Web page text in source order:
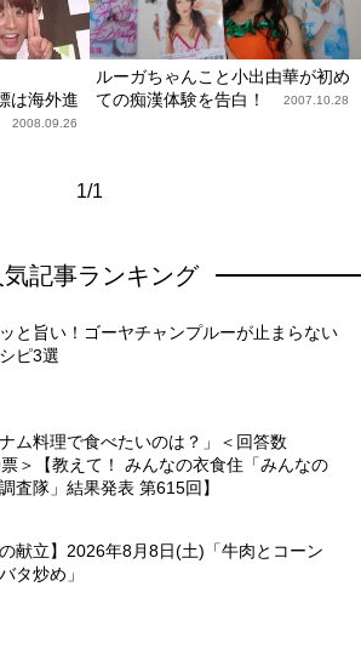
は海外進
2008.09.26
ルーガちゃんこと小出由華が初め
ての痴漢体験を告白！
2007.10.28
1/1
気記事ランキング
と旨い！ゴーヤチャンプルーが止まらない
ピ3選
ナム料理で食べたいのは？」＜回答数
＞【教えて！ みんなの衣食住「みんなの
査隊」結果発表 第615回】
の献立】2026年8月8日(土)「牛肉とコーン
タ炒め」